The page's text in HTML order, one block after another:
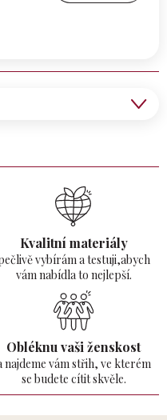
Kvalitní materiály
vybírám a testuji,abych
vám nabídla to nejlepší.
Obléknu vaši ženskost
najdeme vám střih, ve kterém
se budete cítit skvěle.